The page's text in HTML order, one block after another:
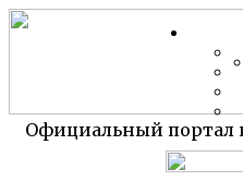
Официальный портал